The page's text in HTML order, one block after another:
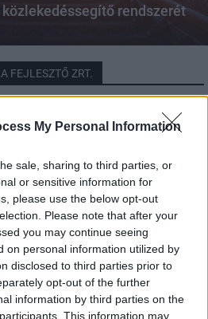
My Personal Information
sale, sharing to third parties, or
or sensitive information for
please use the below opt-out
Please note that after your
you may continue seeing
on personal information utilized by
disclosed to third parties prior to
opt-out of the further
information by third parties on the
This information may
rendszerét
FEJLESZTŐ ZRT.
és elfogadom azadatvédelmi